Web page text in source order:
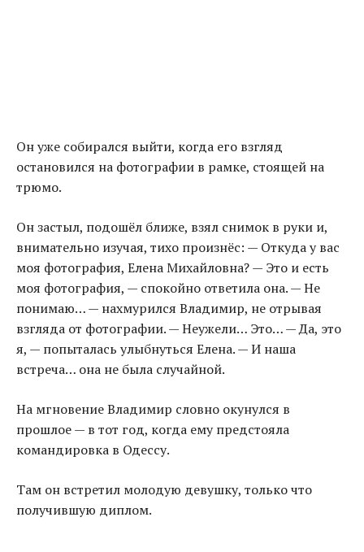
Он уже собирался выйти, когда его взгляд
остановился на фотографии в рамке, стоящей на
трюмо.
Он застыл, подошёл ближе, взял снимок в руки и,
внимательно изучая, тихо произнёс: — Откуда у вас
моя фотография, Елена Михайловна? — Это и есть
моя фотография, — спокойно ответила она. — Не
понимаю… — нахмурился Владимир, не отрывая
взгляда от фотографии. — Неужели… Это… — Да, это
я, — попыталась улыбнуться Елена. — И наша
встреча… она не была случайной.
На мгновение Владимир словно окунулся в
прошлое — в тот год, когда ему предстояла
командировка в Одессу.
Там он встретил молодую девушку, только что
получившую диплом.